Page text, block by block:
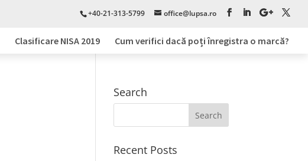
+40-21-313-5799 office@lupsa.ro
Clasificare NISA 2019 Cum verifici dacă poți înregistra o marcă?
Search
Recent Posts